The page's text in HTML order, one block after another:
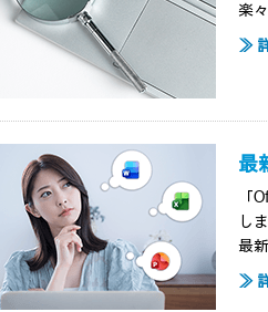
楽
≫
最
「
し
最
≫